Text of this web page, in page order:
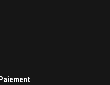
Paiement